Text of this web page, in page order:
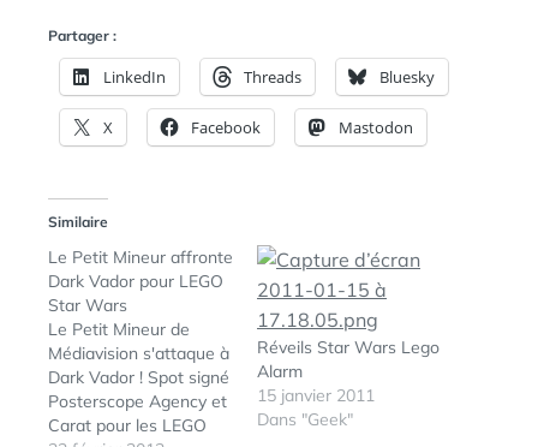
Partager :
LinkedIn Threads Bluesky
X Facebook Mastodon
Similaire
Le Petit Mineur affronte
Dark Vador pour LEGO
Star Wars
Le Petit Mineur de
Médiavision s'attaque à
Dark Vador ! Spot signé
Posterscope Agency et
Carat pour les LEGO
Réveils Star Wars Lego
Alarm
15 janvier 2011
Dans "Geek"